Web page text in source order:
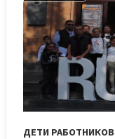
ДЕТИ